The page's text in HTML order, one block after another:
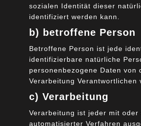
vertrauenswürdige Cloud-Umgebung
sollen folgende Mehrwerte
Souveräne Entscheidung über
Geschäftsmodelle wird
Einschränkung durch
branchenübergreifende
Wert von Daten zu
sozialen Identität dieser
identifiziert werden kann.
b) betroffene Person
Betroffene Person ist jede
identifizierbare natürliche
personenbezogene Daten von
Verarbeitung Verantwortlichen
c) Verarbeitung
Verarbeitung ist jeder mit oder
automatisierter Verfahren